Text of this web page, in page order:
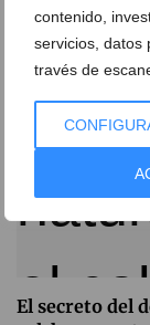
contenido,
servicios, datos
través de
El secreto del